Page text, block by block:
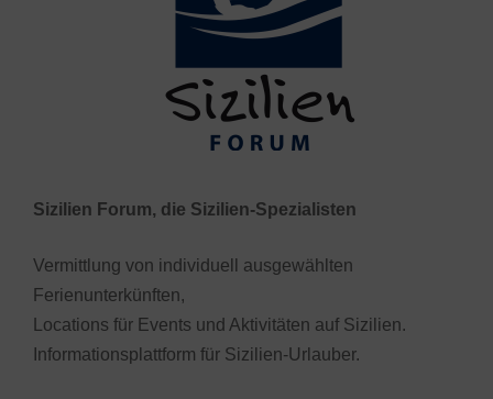
Sizilien Forum, die Sizilien-Spezialisten
Vermittlung von individuell ausgewählten
Ferienunterkünften,
Locations für Events und Aktivitäten auf Sizilien.
Informationsplattform für Sizilien-Urlauber.